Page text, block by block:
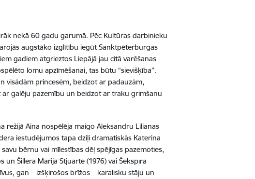
nekā 60 gadu garumā. Pēc Kultūras darbinieku
augstāko izglītību iegūt Sanktpēterburgas
gadiem atgrieztos Liepājā jau citā varēšanas
lomu apzīmēšanai, tas būtu “sievišķība”.
visādām princesēm, beidzot ar padauzām,
galēju pazemību un beidzot ar traku grimšanu
režijā Aina nospēlēja maigo Aleksandru Lilianas
iestudējumos tapa dziļi dramatiskās Katerina
bērnu vai mīlestības dēļ spējīgas pazemoties,
Šillera Marijā Stjuartē (1976) vai Šekspīra
gan – izšķirošos brīžos – karalisku stāju un